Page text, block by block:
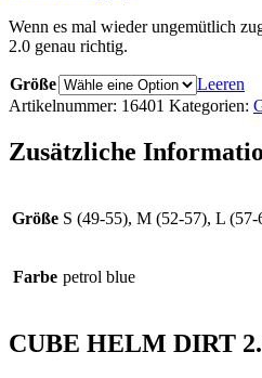
Wenn es mal wieder ungemütlich
2.0 genau richtig.
Größe
Leeren
Artikelnummer: 16401 Kategorien:
Zusätzliche
Größe S (49-55), M (52-57), L (57-
Farbe petrol blue
CUBE HELM DIRT